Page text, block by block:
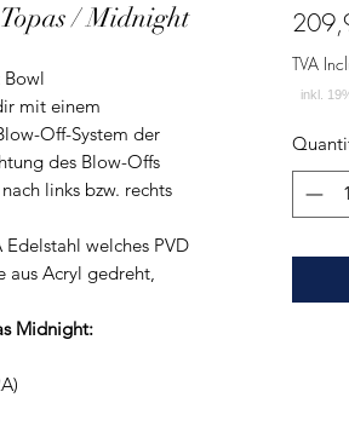
/ Midnight
mit einem
Off-System der
des Blow-Offs
links bzw. rechts
welches PVD
aus Acryl gedreht,
Midnight:
TVA